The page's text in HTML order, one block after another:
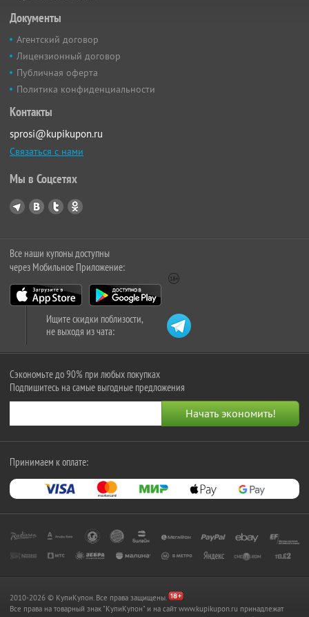
Документы
Агентский договор
Лицензионный договор
Публичная оферта
Политика конфиденциальности
Контакты
sprosi@kupikupon.ru
Связаться с нами
Мы в Соцсетях
Все наши купоны доступны
через Мобильное Приложение:
Ищите скидки поблизости,
не выходя из чата:
Сэкономьте до 90% при любых покупках
Подпишитесь на самые выгодные предложения
Принимаем к оплате:
2010-2026 © КупиКупон. Все права защищены.
Все права на товарный знак "КупиКупон" и на сайт www.kupikupon.ru принадлежат